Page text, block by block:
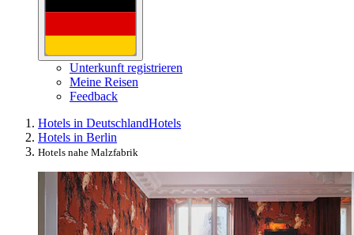
Unterkunft registrieren
Meine Reisen
Feedback
Hotels in DeutschlandHotels
Hotels in Berlin
Hotels nahe Malzfabrik